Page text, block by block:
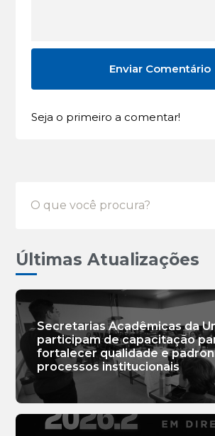
Seja o primeiro a comentar!
Últimas Atualizações
Secretarias Acadêmicas da
participam de capacitação
fortalecer qualidade e
processos institucionais